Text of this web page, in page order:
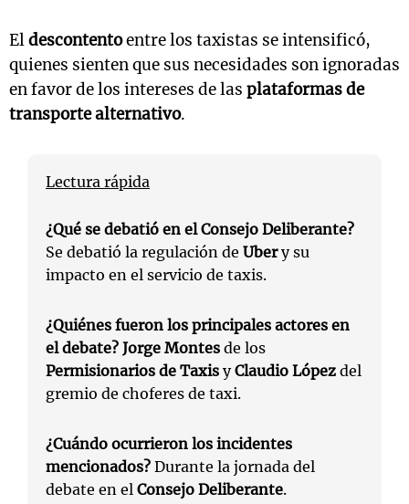
Eldescontentoentre los taxistas se intensificó,
quienes sienten que sus necesidades son ignoradas
en favor de los intereses de las plataformas de
transporte alternativo.
Lectura rápida
¿Qué se debatió en el Consejo Deliberante?
Se debatió la regulación de Ubery su
impacto en el servicio de taxis.
¿Quiénes fueron los principales actores en
el debate? Jorge Montes de los
Permisionarios de Taxis yClaudio López del
gremio de choferes de taxi.
¿Cuándo ocurrieron los incidentes
mencionados? Durante la jornada del
debate en el Consejo Deliberante.